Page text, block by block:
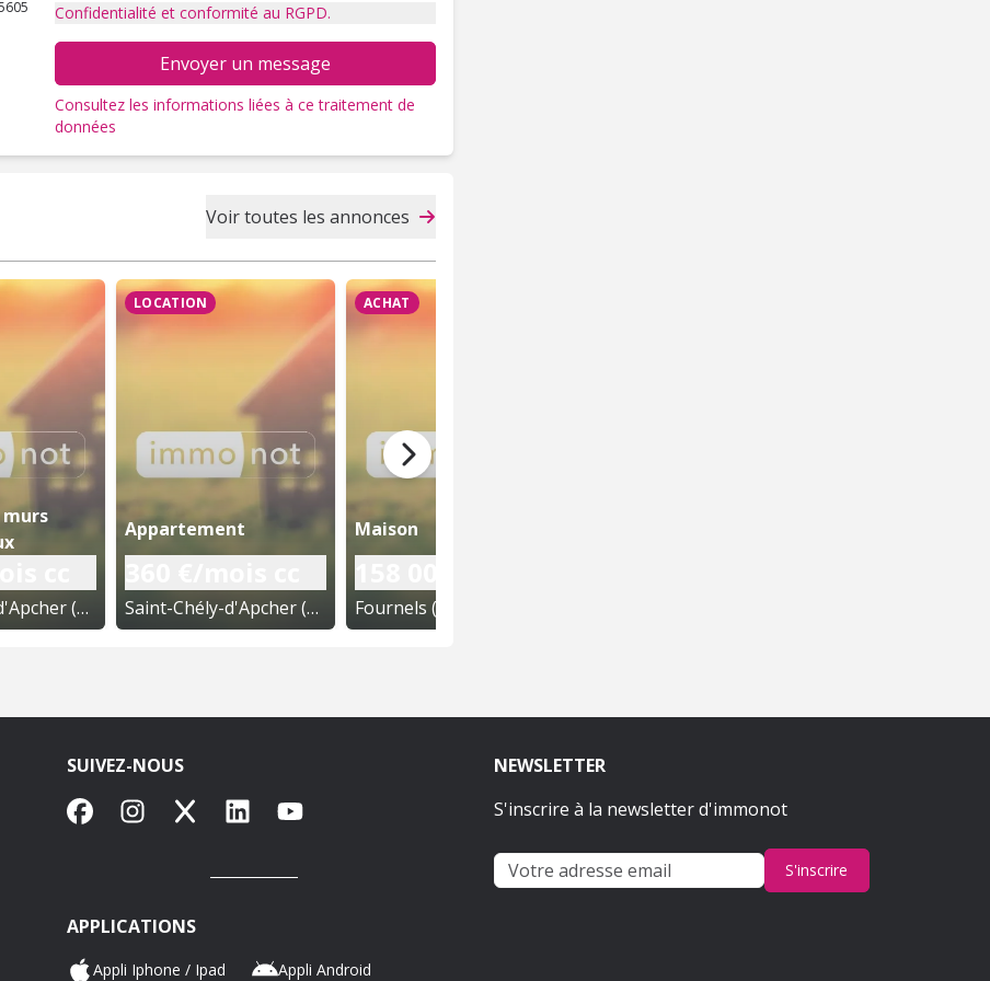
Confidentialité et conformité au RGPD.
Envoyer un message
Consultez les informations liées à ce traitement de
données
Voir toutes les annonces
Saint-Chély-d'Apcher (48)
LOCATION
Appartement
Saint-Chély-d'Apcher (48)
ACHAT
Maison
Fournels (48)
SUIVEZ-NOUS
FacebookInstagram
X LinkedInYouTube
APPLICATIONS
Appli Iphone / Ipad Appli Android
NEWSLETTER
S'inscrire à la newsletter d'immonot
S'inscrire